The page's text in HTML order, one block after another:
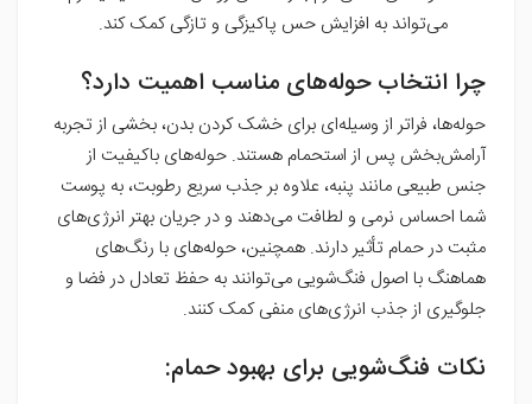
می‌تواند به افزایش حس پاکیزگی و تازگی کمک کند.
چرا انتخاب حوله‌های مناسب اهمیت دارد؟
حوله‌ها، فراتر از وسیله‌ای برای خشک کردن بدن، بخشی از تجربه
آرامش‌بخش پس از استحمام هستند. حوله‌های باکیفیت از
جنس طبیعی مانند پنبه، علاوه بر جذب سریع رطوبت، به پوست
شما احساس نرمی و لطافت می‌دهند و در جریان بهتر انرژی‌های
مثبت در حمام تأثیر دارند. همچنین، حوله‌های با رنگ‌های
هماهنگ با اصول فنگ‌شویی می‌توانند به حفظ تعادل در فضا و
جلوگیری از جذب انرژی‌های منفی کمک کنند.
نکات فنگ‌شویی برای بهبود حمام: